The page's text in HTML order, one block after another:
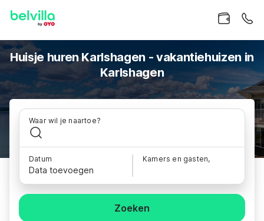
Huisje huren Karlshagen - vakantiehuizen in
Karlshagen
Waar wil je naartoe?
Datum
Data toevoegen
Kamers en gasten,
Zoeken